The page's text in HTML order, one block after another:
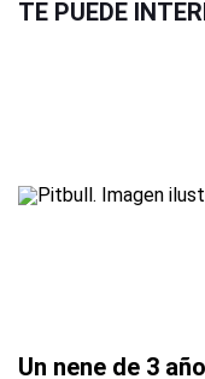
TE PUEDE
Un nene de 3